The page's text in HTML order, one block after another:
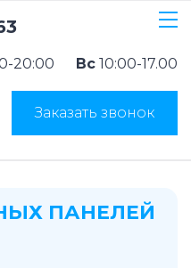
20:00 Вс 10:00-17.00
Заказать звонок
ПАНЕЛЕЙ